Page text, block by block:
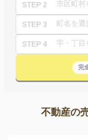
STEP 2
STEP 3
STEP 4
完
不動産の